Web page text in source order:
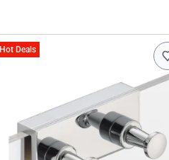
Hot Deals